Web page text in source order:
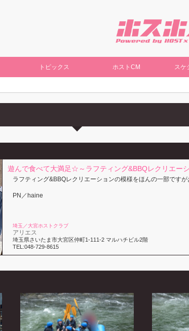
トピックス ホストCM スケ
遊んで食べて大満足☆～ラフティング&BBQレクリエー
ラフティング&BBQレクリエーションの模様をほんの一部ですが
PN／haine
埼玉／大宮ホストクラブ
アリエス
埼玉県さいたま市大宮区仲町1-111-2 マルハチビル2階
TEL:048-729-8615